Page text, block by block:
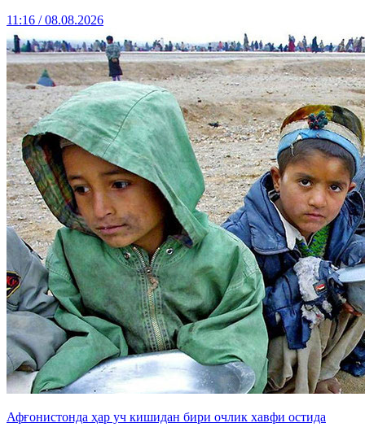
11:16 / 08.08.2026
Афғонистонда ҳар уч кишидан бири очлик хавфи остида